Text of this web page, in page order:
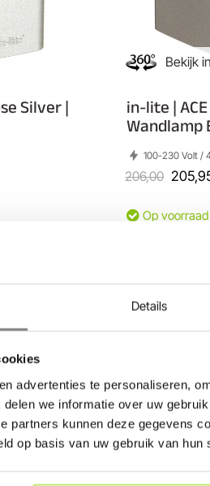
Details
advertenties te personaliseren,
we informatie over uw
partners kunnen deze gegevens
op basis van uw gebruik van hun
Silver |
Bekijk
in-lite |
Wandlamp
100-230 Volt /
206,00
Op voorraad